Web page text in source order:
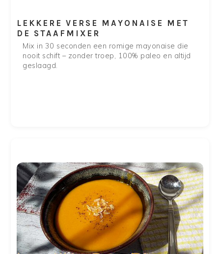
LEKKERE VERSE MAYONAISE MET
DE STAAFMIXER
Mix in 30 seconden een romige mayonaise die
nooit schift – zonder troep, 100% paleo en altijd
geslaagd.